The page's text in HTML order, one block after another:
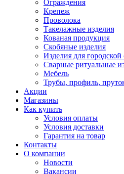
Ограждения
Крепеж
Проволока
Такелажные изделия
Кованая продукция
Скобяные изделия
Изделия для городской
Сварные ритуальные
Мебель
Трубы, профиль,
Акции
Магазины
Как купить
Условия оплаты
Условия доставки
Гарантия на товар
Контакты
О компании
Новости
Вакансии